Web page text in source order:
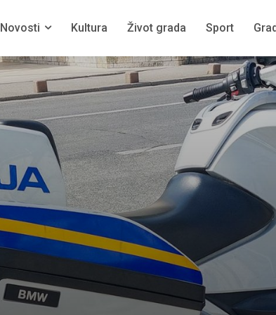
Novosti Kultura Život grada Sport